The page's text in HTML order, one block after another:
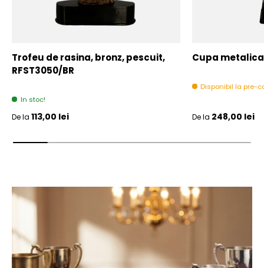
Trofeu de rasina, bronz, pescuit,
RFST3050/BR
In stoc!
Pret initial
De la 113,00 lei
Cupa
Disponibil la pre-
Pret initial
De la 248,00 lei